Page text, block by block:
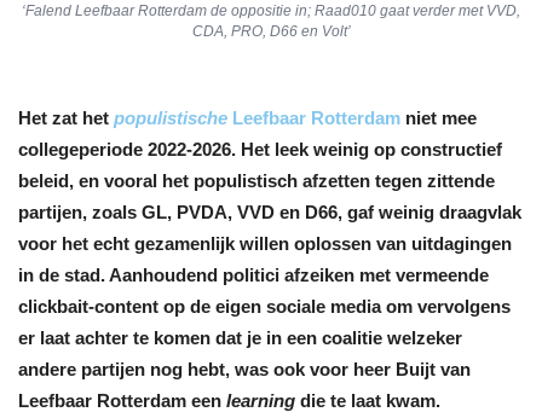
‘Falend Leefbaar Rotterdam de oppositie in; Raad010 gaat verder met VVD,
CDA, PRO, D66 en Volt’
Het zat het populistische Leefbaar Rotterdam niet mee
collegeperiode 2022-2026. Het leek weinig op constructief
beleid, en vooral het populistisch afzetten tegen zittende
partijen, zoals GL, PVDA, VVD en D66, gaf weinig draagvlak
voor het echt gezamenlijk willen oplossen van uitdagingen
in de stad. Aanhoudend politici afzeiken met vermeende
clickbait-content op de eigen sociale media om vervolgens
er laat achter te komen dat je in een coalitie welzeker
andere partijen nog hebt, was ook voor heer Buijt van
Leefbaar Rotterdam een learning die te laat kwam.